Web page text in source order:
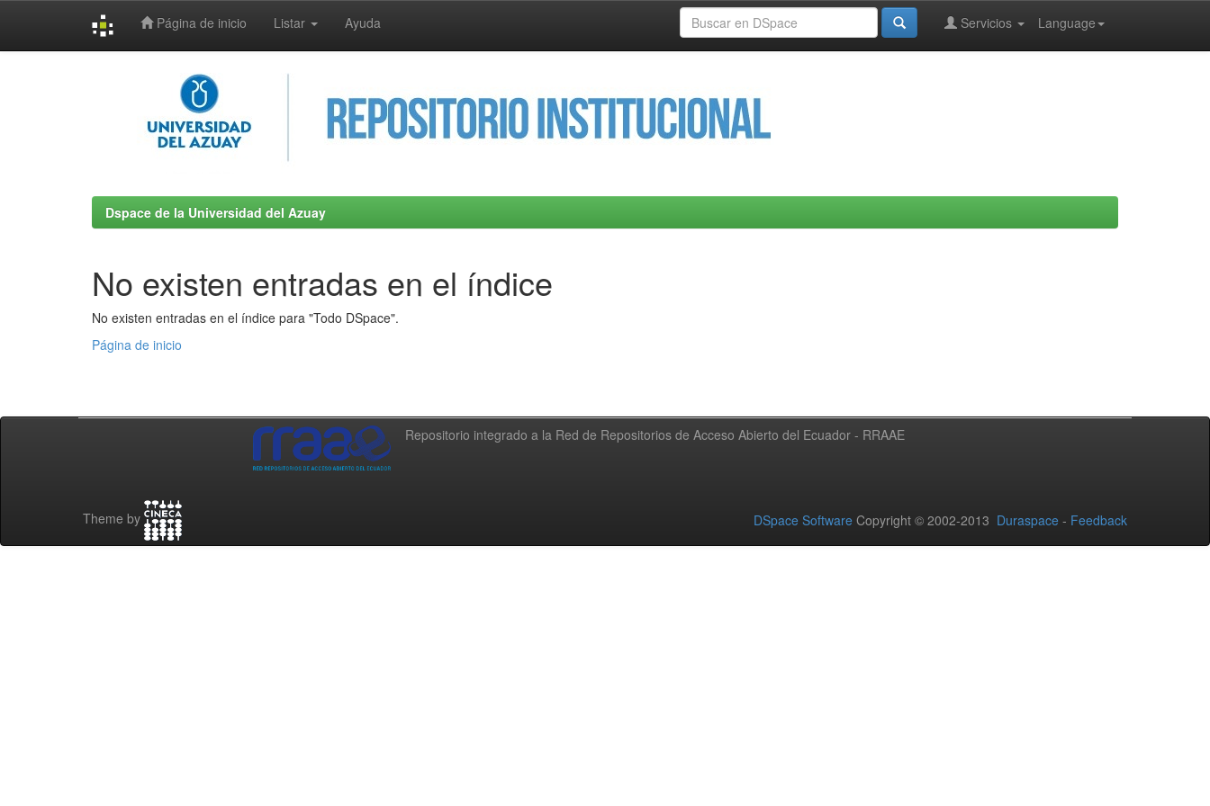
Página de inicio Listar Ayuda Language
Servicios
Dspace de la Universidad del Azuay
No existen entradas en el índice
No existen entradas en el índice para "Todo DSpace".
Página de inicio
Repositorio integrado a la Red de Repositorios de Acceso Abierto del Ecuador - RRAAE
Theme by DSpace Software Copyright © 2002-2013 Duraspace - Feedback